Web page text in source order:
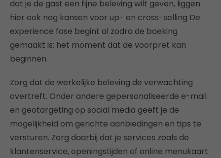
dat je de gast een fijne beleving wilt geven, liggen
hier ook nog kansen voor up- en cross-selling De
experience fase begint al zodra de boeking
gemaakt is; het moment dat de voorpret kan
beginnen.
Zorg dat de werkelijke beleving de verwachting
overtreft. Onder andere gepersonaliseerde e-mail
en geotargeting op social media geeft je de
mogelijkheid om gerichte aanbiedingen en tips te
versturen. Zorg daarbij dat je services zoals de
klantenservice, openingstijden of online menukaart